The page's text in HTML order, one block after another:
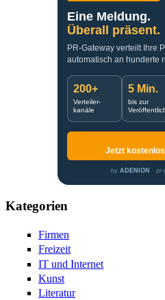
Eine Meldung.
Überall präsent.
PR-Gateway verteilt Ihre
automatisch an hunderte
200+
Verteiler-
kanäle
5 Min.
bis zur
Jetzt
by ADENION ·
Kategorien
Firmen
Freizeit
IT und Internet
Kunst
Literatur